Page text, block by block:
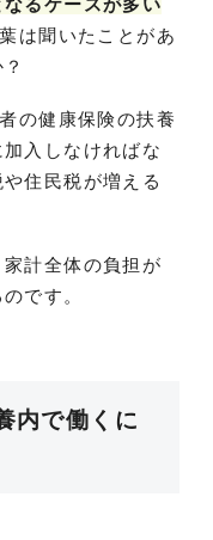
は聞いたことがあ
の健康保険の扶養
入しなければな
住民税が増える
計全体の負担が
です。
内で働くに